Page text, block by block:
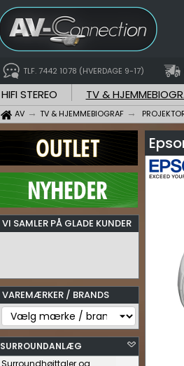
TLF. 7442 1078 (HVERDAGE 9-17)
HIFI STEREO TV &
AV TV & HJEMMEBIOGRAF
VI SAMLER PÅ GLADE KUNDER
VAREMÆRKER / BRANDS
SURROUNDANLÆG
Surroundhøjttaler og